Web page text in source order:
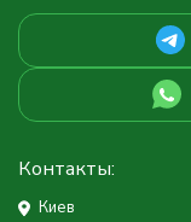
Контакты:
Киев